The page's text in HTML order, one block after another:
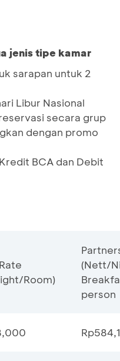
jenis tipe kamar
sarapan untuk 2
Libur Nasional
secara grup
dengan promo
BCA dan Debit
Room)
(Nett/
person